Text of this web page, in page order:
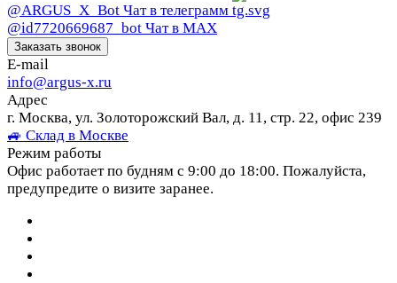
@ARGUS_X_Bot Чат в телеграмм
@id7720669687_bot Чат в МАХ
Заказать звонок
E-mail
info@argus-x.ru
Адрес
г. Москва, ул. Золоторожский Вал, д. 11, стр. 22, офис 239
🚙 Склад в Москве
Режим работы
Офис работает по будням с 9:00 до 18:00. Пожалуйста,
предупредите о визите заранее.